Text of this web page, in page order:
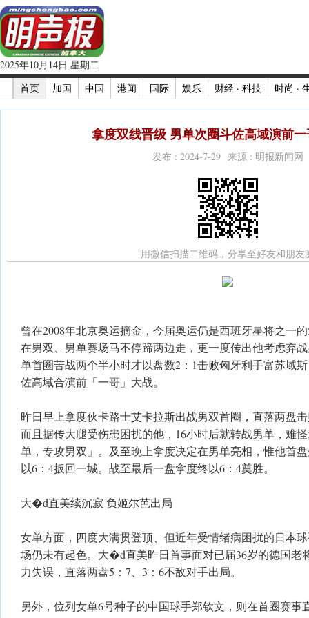
2025年10月14日 星期二
首页
加国 中国 港闻 国际 娱乐 财经 · 科技 时尚 ·
拿度双线晋级 男单次圈斗佐高域演前
发布 : 2024-7-29 来源 : 明报新闻网
用微信扫描二维码，分享至好友和朋友
曾在2008年北京奥运摘金，今届奥运仍是西班牙星将之一
在男双、男单赛场马不停蹄两边走，更一度传出他考虑弃
单首圈苦战两个半小时才以盘数2：1击败匈牙利手富苏域
佐高域合演前「一哥」大战。
昨日早上拿度伙卡路士艾卡拉斯出战男双首圈，直落两盘
而且据传大腿受伤患困扰的他，16小时后就转战男单，难
单，专攻男双」。及至晚上拿度决定在男单亮相，惟他首
以6：4扳回一城。战至最后一盘拿度终以6：4奠胜。
大�d直美续沉寂 负姬尔芭出局
女单方面，四度大满贯登顶、但近年受情绪病困扰的日本
场仍未有起色。大�d直美昨日首事面对已届36岁的德国老
力失误，直落两盘5：7、3：6不敌对手出局。
另外，位列女单6号种子的中国球手郑钦文，则在首圈赛事